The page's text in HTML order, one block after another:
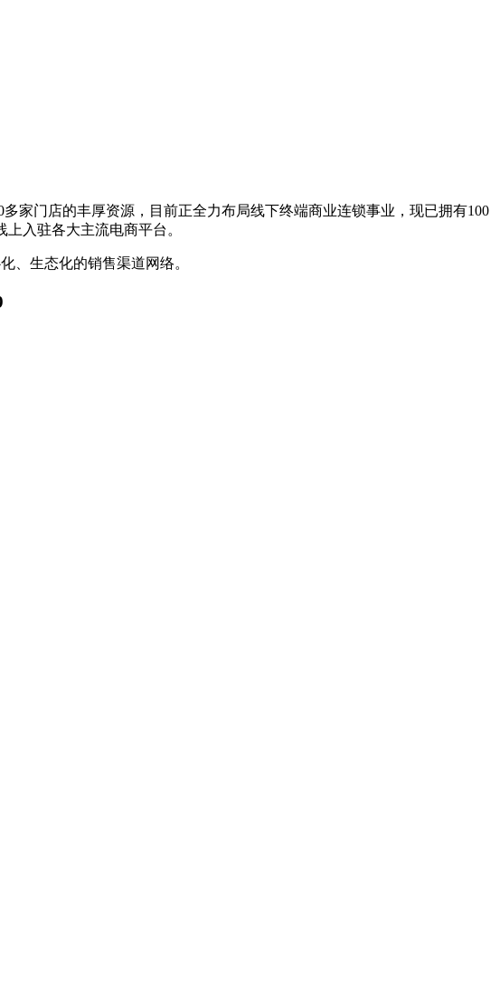
家门店的丰厚资源，目前正全力布局线下终端商业连锁事业，现已拥有100
入驻各大主流电商平台。
、生态化的销售渠道网络。